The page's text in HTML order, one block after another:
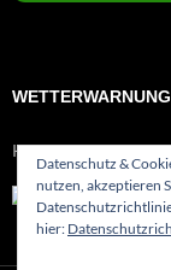
Keine Meldungen
Datenschutz &
nutzen, akzeptieren
hier: